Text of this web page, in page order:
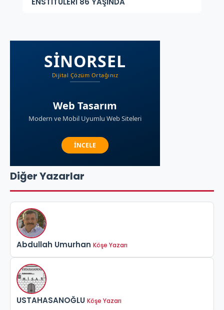
Diğer Yazarlar
Abdullah Umurhan Köşe Yazarı
USTAHASANOĞLU Köşe Yazarı